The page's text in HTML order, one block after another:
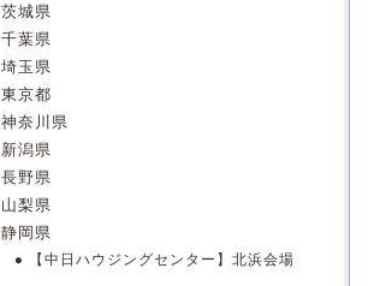
茨城県
千葉県
埼玉県
東京都
神奈川県
新潟県
長野県
山梨県
静岡県
【中日ハウジングセンター】北浜会場